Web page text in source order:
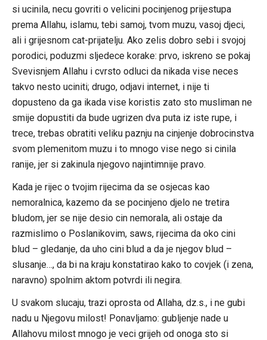
si ucinila, necu govriti o velicini pocinjenog prijestupa
prema Allahu, islamu, tebi samoj, tvom muzu, vasoj djeci,
ali i grijesnom cat-prijatelju. Ako zelis dobro sebi i svojoj
porodici, poduzmi sljedece korake: prvo, iskreno se pokaj
Svevisnjem Allahu i cvrsto odluci da nikada vise neces
takvo nesto uciniti; drugo, odjavi internet, i nije ti
dopusteno da ga ikada vise koristis zato sto musliman ne
smije dopustiti da bude ugrizen dva puta iz iste rupe, i
trece, trebas obratiti veliku paznju na cinjenje dobrocinstva
svom plemenitom muzu i to mnogo vise nego si cinila
ranije, jer si zakinula njegovo najintimnije pravo.
Kada je rijec o tvojim rijecima da se osjecas kao
nemoralnica, kazemo da se pocinjeno djelo ne tretira
bludom, jer se nije desio cin nemorala, ali ostaje da
razmislimo o Poslanikovim, saws, rijecima da oko cini
blud – gledanje, da uho cini blud a da je njegov blud –
slusanje…, da bi na kraju konstatirao kako to covjek (i zena,
naravno) spolnim aktom potvrdi ili negira.
U svakom slucaju, trazi oprosta od Allaha, dz.s., i ne gubi
nadu u Njegovu milost! Ponavljamo: gubljenje nade u
Allahovu milost mnogo je veci grijeh od onoga sto si